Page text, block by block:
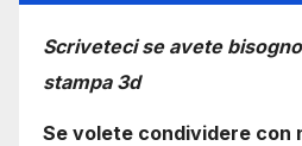
Scriveteci se avete
stampa 3d
Se volete condividere con